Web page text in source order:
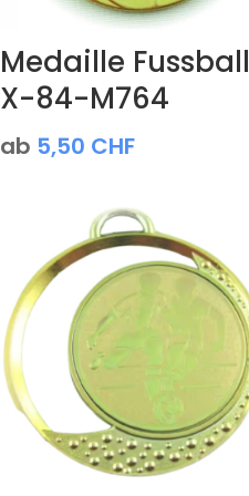
Medaille Fussball
X-84-M764
ab 5,50 CHF